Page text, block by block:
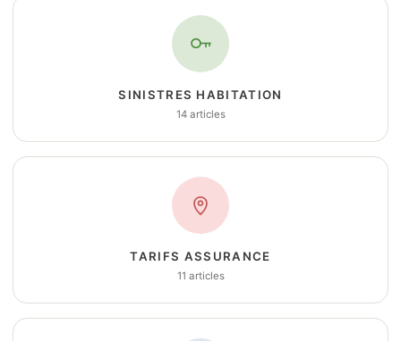
SINISTRES HABITATION
14 articles
TARIFS ASSURANCE
11 articles